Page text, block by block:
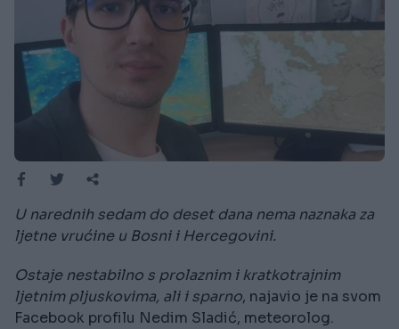
U narednih sedam do deset dana nema naznaka za
ljetne vrućine u Bosni i Hercegovini.
Ostaje nestabilno s prolaznim i kratkotrajnim
ljetnim pljuskovima, ali i sparno, najavio je na svom
Facebook profilu Nedim Sladić, meteorolog.